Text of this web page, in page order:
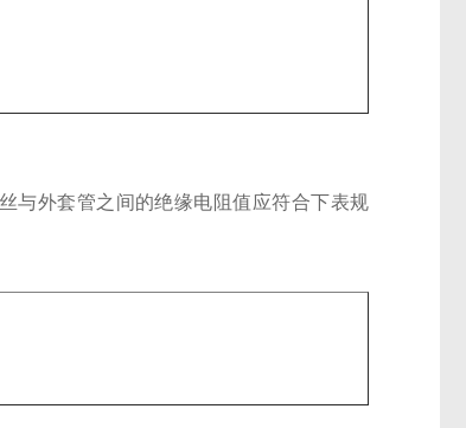
与外套管之间的绝缘电阻值应符合下表规